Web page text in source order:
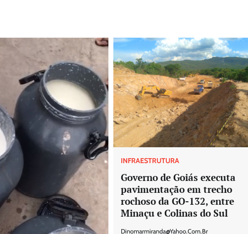
INFRAESTRUTURA
Governo de Goiás executa
pavimentação em trecho
rochoso da GO-132, entre
Minaçu e Colinas do Sul
Dinomarmiranda@yahoo.com.br